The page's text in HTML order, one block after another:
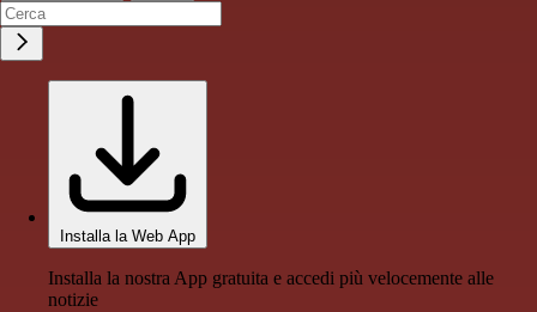
Installa la Web App
Installa la nostra App gratuita e accedi più velocemente alle
notizie